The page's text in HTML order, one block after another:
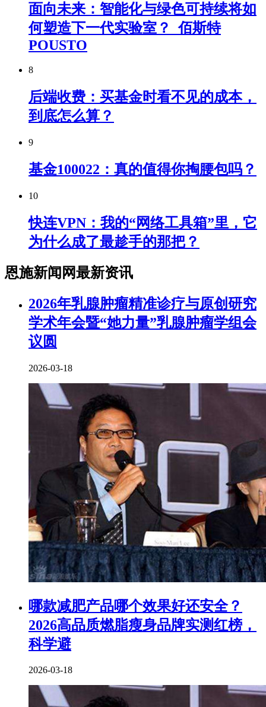
面向未来：智能化与绿色可持续将如
何塑造下一代实验室？_佰斯特
POUSTO
8
后端收费：买基金时看不见的成本，
到底怎么算？
9
基金100022：真的值得你掏腰包吗？
10
快连VPN：我的“网络工具箱”里，它
为什么成了最趁手的那把？
恩施新闻网最新资讯
2026年乳腺肿瘤精准诊疗与原创研究
学术年会暨“她力量”乳腺肿瘤学组会
议圆
2026-03-18
​哪款减肥产品哪个效果好还安全？
2026高品质燃脂瘦身品牌实测红榜，
科学避
2026-03-18